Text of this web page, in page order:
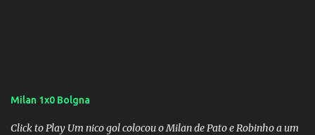
Milan 1x0 Bolgna
Click to Play Um nico gol colocou o Milan de Pato e Robinho a um